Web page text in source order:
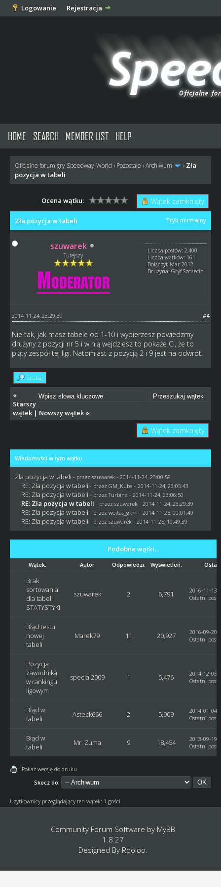
Logowanie Rejestracja
HOME SEARCH MEMBER LIST HELP
Oficjalne forum gry Speedway-World › Pozostałe ›Archiwum › Zła
pozycja w tabeli
Wątek zamknięty
Ocena wątku:
Tryb normalny
Zła pozycja w tabeli
szuwarek
Tutejszy
Liczba postów: 2,400
Liczba wątków: 161
Dołączył: Mar 2012
Drużyna: Gryf Szczecin
#4
2014-11-24, 23:29:39
Nie tak, jak masz tabele od 1-10 i wybierzesz powiedzmy
drużyny z pozycji nr 5 i w nią wejdziesz to pokaże Ci, że to
piąty zespół tej ligi. Natomiast z pozycją 2 i 9 jest na odwrót.
Szukaj
«
Starszy
wątek| Nowszy wątek»
Wątek zamknięty
Wiadomości w tym wątku
Zła pozycja w tabeli - przez szuwarek - 2014-11-24, 23:00:58
RE: Zła pozycja w tabeli - przez GM_Kuba - 2014-11-24, 23:05:43
RE: Zła pozycja w tabeli - przez Turbina - 2014-11-24, 23:06:50
RE: Zła pozycja w tabeli - przez szuwarek - 2014-11-24, 23:29:39
RE: Zła pozycja w tabeli - przez wojtas_gkm - 2014-11-25, 00:01:49
RE: Zła pozycja w tabeli - przez szuwarek - 2014-11-25, 19:49:39
Podobne wątki…
Wątek: Autor Odpowiedzi: Wyświetleń:
Brak
sortowania
dla tabeli
STATYSTYKI
szuwarek 2 6,791
2016-11-13,
Ostatni post
Błąd testu
nowej
tabeli
Marek79 11 20,927
2016-09-20,
Ostatni post
Pozycja
zawodnika
w rankingu
ligowym
specjal2009 1 5,476
2014-12-05,
Ostatni post
Błąd w
tabeli.
Asteck666 2 5,909
2014-01-04,
Ostatni post
Błąd w
tabeli
Mr. Zuma 9 18,454
2013-09-19,
Ostatni post
Pokaż wersję do druku
Skocz do:
Użytkownicy przeglądający ten wątek: 1 gości
Community Forum Software by MyBB
1.8.27
Designed By Rooloo